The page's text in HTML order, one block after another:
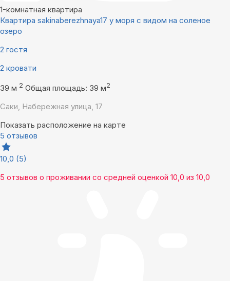
1-комнатная квартира
Квартира sakinaberezhnaya17 у моря с видом на соленое
озеро
2 гостя
2 кровати
39 м 2 Общая площадь: 39 м2
Саки, Набережная улица, 17
Показать расположение на карте
5 отзывов
10,0 (5)
5 отзывов о проживании со средней оценкой 10,0 из 10,0